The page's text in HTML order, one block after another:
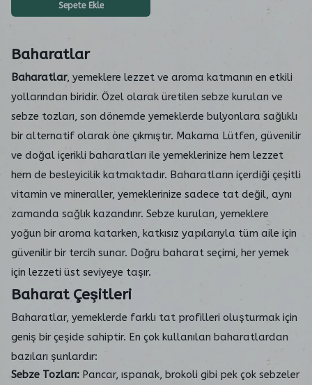
Sepete Ekle
Baharatlar
Baharatlar, yemeklere lezzet ve aroma katmanın en etkili
yollarından biridir. Özel olarak üretilen sebze kuruları ve
sebze tozları, son dönemde yemeklerde bulyonlara sağlıklı
bir alternatif olarak öne çıkmıştır. Makarna Lütfen, güvenilir
ve doğal içerikli baharatları ile yemeklerinize hem lezzet
hem de besleyicilik katmaktadır. Baharatların içerdiği çeşitli
vitamin ve mineraller, yemeklerinize sadece tat değil, aynı
zamanda sağlık kazandırır. Sebze kuruları, yemeklere
yoğun bir aroma katarken, katkısız yapılarıyla tüm aile için
güvenilir bir tercih sunar. Doğru baharat seçimi, her yemek
için lezzeti üst seviyeye taşır.
Baharat Çeşitleri
Baharatlar, yemeklerde farklı tat profilleri oluşturmak için
geniş bir çeşide sahiptir. En çok kullanılan baharatlardan
bazıları şunlardır:
Sebze Tozları: Pancar, ıspanak, brokoli gibi pek çok sebzeler